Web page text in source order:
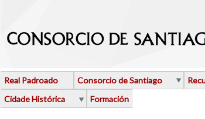
Real Padroado Consorcio de Santiago
Cidade Histórica
Formación